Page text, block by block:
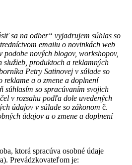
sa na odber“ vyjadrujem súhlas so
emailu o novinkách web
podobe nových blogov, workshopov,
produktoch a reklamných
Petry Satinovej v súlade so
reklame a o zmene a doplnení
súhlasím so spracúvaním svojich
v rozsahu podľa dole uvedených
údajov v súlade so zákonom č.
údajov a o zmene a doplnení
ktorá spracúva osobné údaje
Prevádzkovateľom je: